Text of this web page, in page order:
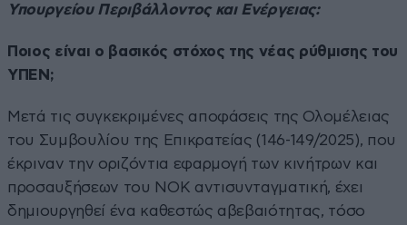
Υπουργείου Περιβάλλοντος και Ενέργειας:
Ποιος είναι ο βασικός στόχος της νέας ρύθμισης του
ΥΠΕΝ;
Μετά τις συγκεκριμένες αποφάσεις της Ολομέλειας
του Συμβουλίου της Επικρατείας (146-149/2025), που
έκριναν την οριζόντια εφαρμογή των κινήτρων και
προσαυξήσεων του ΝΟΚ αντισυνταγματική, έχει
δημιουργηθεί ένα καθεστώς αβεβαιότητας, τόσο